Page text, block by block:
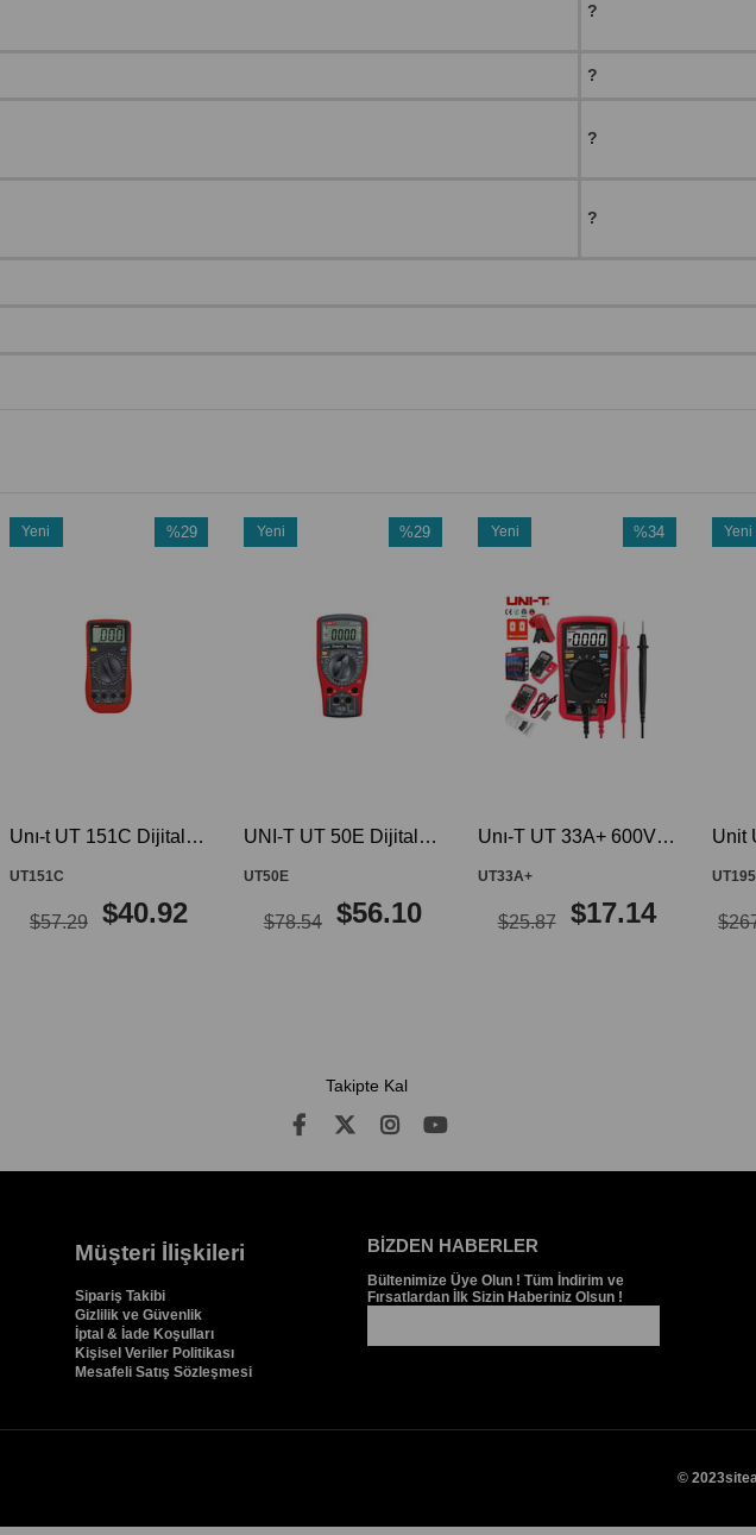
?
?
?
?
Unı-t UT 151C Dijital Multimetre Ölçü Aleti UT151C UT-151C
%29
UNI-T UT 50E Dijital Multimetre Ölçü Aleti UT50E UT-50E
$56.10
$78.54
%29
Unı-T UT 33A+ 600V UT33+ Serisi Dijital Multimetre Ölçü Aleti UT33A+ UT-33A+
$17.14
$25.87
%34
%34İndirim
Unit UT 195DS Dijital Profesyonel Multimetre UT195DS UT-195DS
$191.40
$267.96
%29
Takipte Kal
Müşteri İlişkileri
Sipariş Takibi
Gizlilik ve Güvenlik
İptal & İade Koşulları
Kişisel Veriler Politikası
Mesafeli Satış Sözleşmesi
BİZDEN HABERLER
Bültenimize Üye Olun ! Tüm İndirim ve
Fırsatlardan İlk Sizin Haberiniz Olsun !
© 2023